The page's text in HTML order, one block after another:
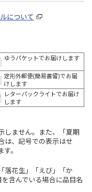
について
ゆうパケットでお届けします
定形外郵便(簡易書留)でお届
けします
レターパックライトでお届け
します
しません。また、「夏期
は、記号での表示はせ
。
落花生」「えび」「か
含んでいる場合に品目名